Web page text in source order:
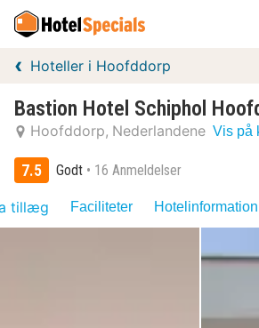
Hoteller i Hoofddorp
Bastion Hotel Schiphol
Hoofddorp Nederlandene Vis på
7.5 Godt 16 Anmeldelser
tillæg Faciliteter Hotelinformation